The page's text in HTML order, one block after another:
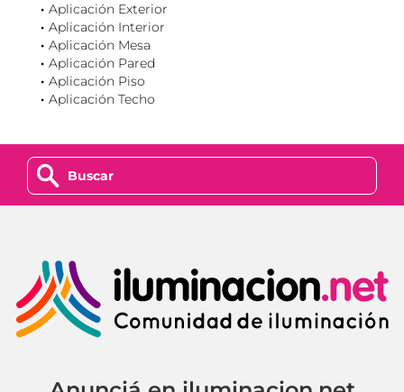
Aplicación Exterior
Aplicación Interior
Aplicación Mesa
Aplicación Pared
Aplicación Piso
Aplicación Techo
z